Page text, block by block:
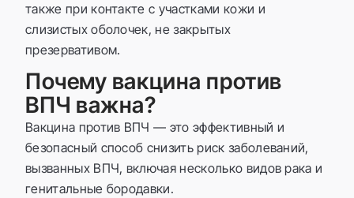
также при контакте с участками кожи и
слизистых оболочек, не закрытых
презервативом.
Почему вакцина против
ВПЧ важна?
Вакцина против ВПЧ — это эффективный и
безопасный способ снизить риск заболеваний,
вызванных ВПЧ, включая несколько видов рака и
генитальные бородавки.